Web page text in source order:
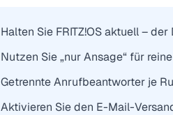
Halten Sie FRITZ!OS aktuell –
Nutzen Sie „nur Ansage“ für
Getrennte Anrufbeantworter je
Aktivieren Sie den E-Mail-